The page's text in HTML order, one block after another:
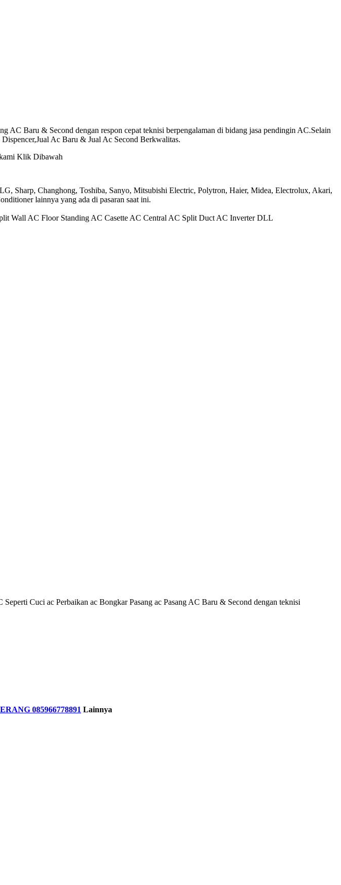
AC Baru & Second dengan respon cepat teknisi berpengalaman di bidang jasa pendingin AC.Selain
Ac Baru & Jual Ac Second Berkwalitas.
Klik Dibawah
Sharp, Changhong, Toshiba, Sanyo, Mitsubishi Electric, Polytron, Haier, Midea, Electrolux, Akari,
lainnya yang ada di pasaran saat ini.
Wall AC Floor Standing AC Casette AC Central AC Split Duct AC Inverter DLL
Cuci ac Perbaikan ac Bongkar Pasang ac Pasang AC Baru & Second dengan teknisi
085966778891 Lainnya